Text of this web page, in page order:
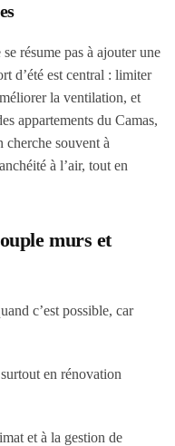
résume pas à ajouter une
d’été est central : limiter
la ventilation, et
appartements du Camas,
souvent à
à l’air, tout en
murs et
c’est possible, car
en rénovation
et à la gestion de